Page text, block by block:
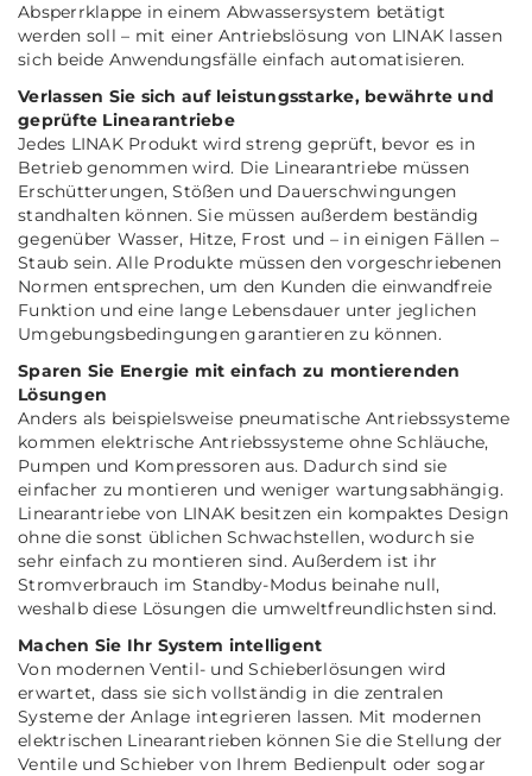
Absperrklappe in einem Abwassersystem betätigt
werden soll – mit einer Antriebslösung von LINAK lassen
sich beide Anwendungsfälle einfach automatisieren.
Verlassen Sie sich auf leistungsstarke, bewährte und
geprüfte Linearantriebe
Jedes LINAK Produkt wird streng geprüft, bevor es in
Betrieb genommen wird. Die Linearantriebe müssen
Erschütterungen, Stößen und Dauerschwingungen
standhalten können. Sie müssen außerdem beständig
gegenüber Wasser, Hitze, Frost und – in einigen Fällen –
Staub sein. Alle Produkte müssen den vorgeschriebenen
Normen entsprechen, um den Kunden die einwandfreie
Funktion und eine lange Lebensdauer unter jeglichen
Umgebungsbedingungen garantieren zu können.
Sparen Sie Energie mit einfach zu montierenden
Lösungen
Anders als beispielsweise pneumatische Antriebssysteme
kommen elektrische Antriebssysteme ohne Schläuche,
Pumpen und Kompressoren aus. Dadurch sind sie
einfacher zu montieren und weniger wartungsabhängig.
Linearantriebe von LINAK besitzen ein kompaktes Design
ohne die sonst üblichen Schwachstellen, wodurch sie
sehr einfach zu montieren sind. Außerdem ist ihr
Stromverbrauch im Standby-Modus beinahe null,
weshalb diese Lösungen die umweltfreundlichsten sind.
Machen Sie Ihr System intelligent
Von modernen Ventil- und Schieberlösungen wird
erwartet, dass sie sich vollständig in die zentralen
Systeme der Anlage integrieren lassen. Mit modernen
elektrischen Linearantrieben können Sie die Stellung der
Ventile und Schieber von Ihrem Bedienpult oder sogar